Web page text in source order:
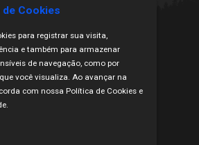
Reservados | Copyright ₢ 2024
ou veiculação sem citação da fonte.
por HakkaH Marketing Digital
Cookies
para registrar sua visita,
e também para armazenar
de navegação, como por
você visualiza. Ao avançar na
com nossa Política de Cookies e